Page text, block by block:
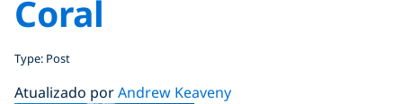
Coral
Type: Post
Atualizado porAndrew Keaveny